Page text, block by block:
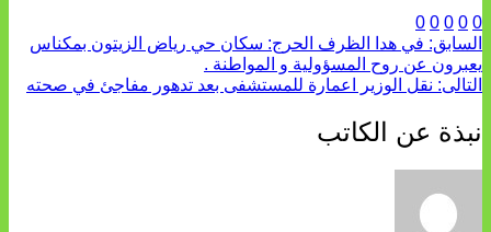
0
0
0
0
0
السابق: في هدا الظرف الحرج: سكان حي رياض الزيتون بمكناس
يعبرون عن روح المسؤولية و المواطنة .
التالى: نقل الوزير اعمارة للمستشفى بعد تدهور مفاجئ في صحته
نبذة عن الكاتب